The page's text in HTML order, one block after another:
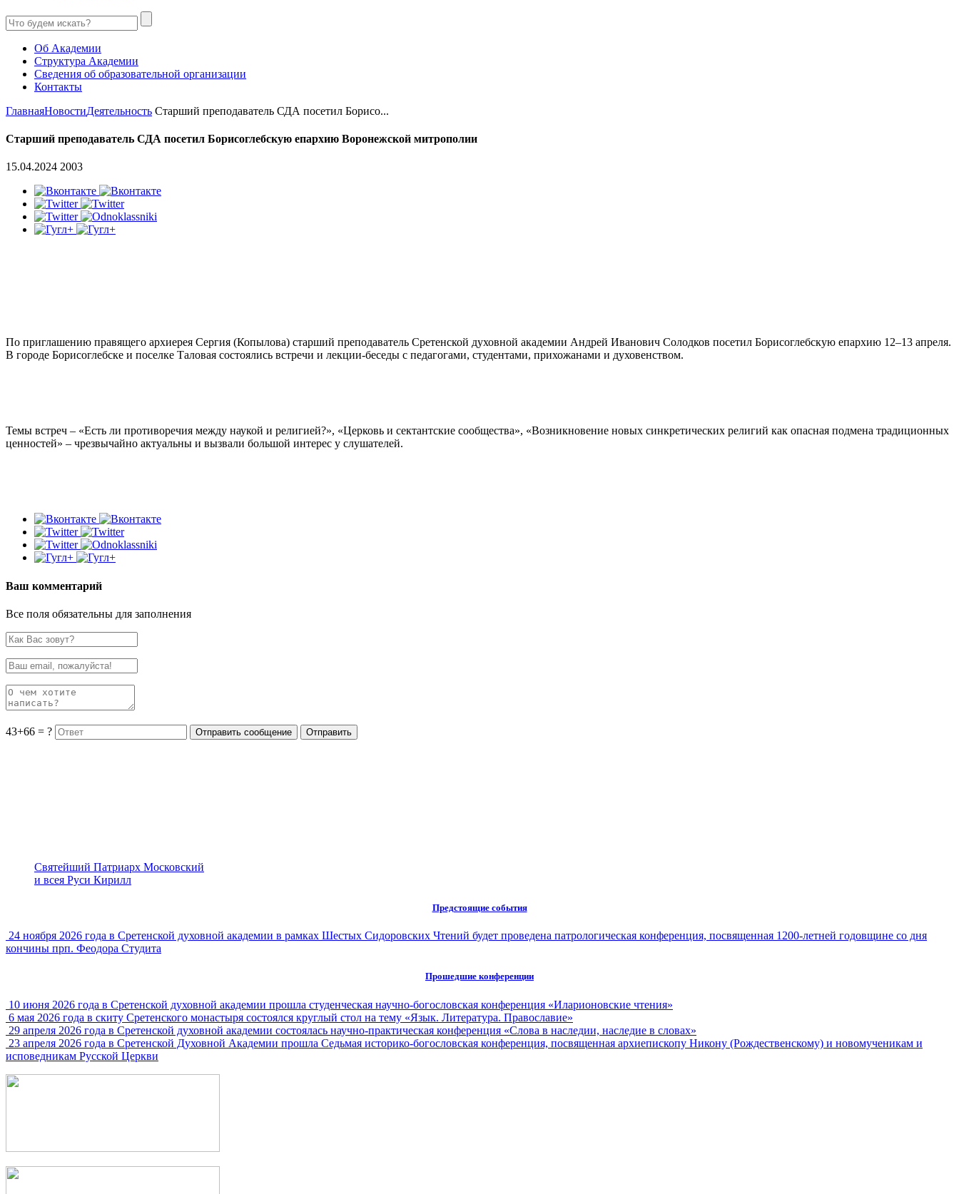
Об Академии
Структура Академии
Сведения об образовательной организации
Контакты
ГлавнаяНовостиДеятельность Старший преподаватель СДА посетил Борисо...
Старший преподаватель СДА посетил Борисоглебскую епархию Воронежской митрополии
15.04.2024 2003
По приглашению правящего архиерея Сергия (Копылова) старший преподаватель Сретенской духовной академии Андрей Иванович Солодков посетил Борисоглебскую епархию 12–13 апреля.
В городе Борисоглебске и поселке Таловая состоялись встречи и лекции-беседы с педагогами, студентами, прихожанами и духовенством.
Темы встреч – «Есть ли противоречия между наукой и религией?», «Церковь и сектантские сообщества», «Возникновение новых синкретических религий как опасная подмена традиционных
ценностей» – чрезвычайно актуальны и вызвали большой интерес у слушателей.
Ваш комментарий
Все поля обязательны для заполнения
43+66 = ?
Святейший Патриарх Московский
и всея Руси Кирилл
Предстоящие события
24 ноября 2026 года в Сретенской духовной академии в рамках Шестых Сидоровских Чтений будет проведена патрологическая конференция, посвященная 1200-летней годовщине со дня
кончины прп. Феодора Студита
Прошедшие конференции
10 июня 2026 года в Сретенской духовной академии прошла студенческая научно-богословская конференция «Иларионовские чтения»
6 мая 2026 года в скиту Сретенского монастыря состоялся круглый стол на тему «Язык. Литература. Православие»
29 апреля 2026 года в Сретенской духовной академии состоялась научно-практическая конференция «Слова в наследии, наследие в словах»
23 апреля 2026 года в Сретенской Духовной Академии прошла Седьмая историко-богословская конференция, посвященная архиепископу Никону (Рождественскому) и новомученикам и
исповедникам Русской Церкви